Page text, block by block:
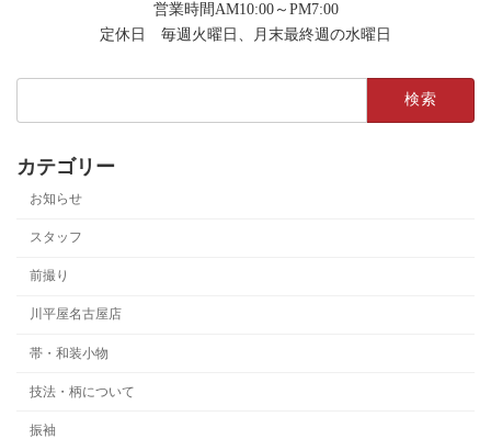
営業時間AM10:00～PM7:00
定休日 毎週火曜日、月末最終週の水曜日
カテゴリー
お知らせ
スタッフ
前撮り
川平屋名古屋店
帯・和装小物
技法・柄について
振袖